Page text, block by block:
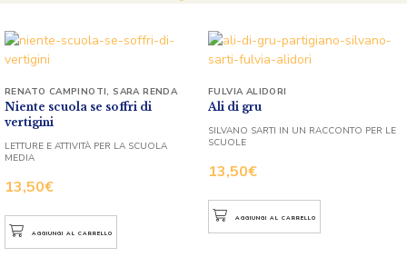
Niente scuola se soffri di
vertigini
13,50€
RENATO CAMPINOTI, SARA RENDA
LETTURE E ATTIVITÀ PER LA SCUOLA
MEDIA
AGGIUNGI AL CARRELLO
Ali di gru
13,50€
FULVIA ALIDORI
SILVANO SARTI IN UN RACCONTO PER LE
SCUOLE
AGGIUNGI AL CARRELLO